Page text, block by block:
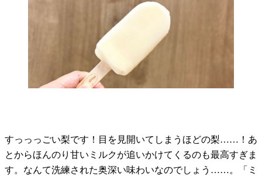
すっっっごい梨です！目を見開いてしまうほどの梨……！あ
とからほんのり甘いミルクが追いかけてくるのも最高すぎま
す。なんて洗練された奥深い味わいなのでしょう……。「ミ